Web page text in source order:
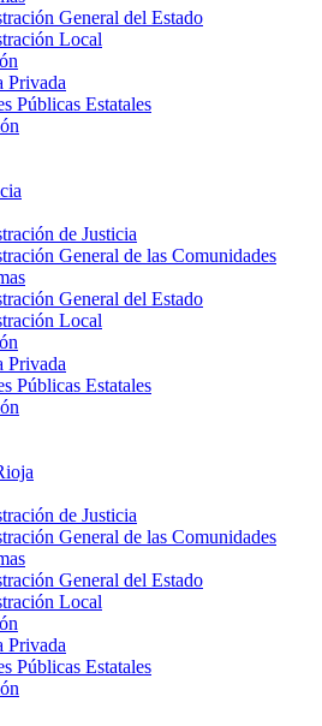
General del Estado
Local
Privada
Públicas Estatales
de Justicia
General de las Comunidades
General del Estado
Local
Privada
Públicas Estatales
de Justicia
General de las Comunidades
General del Estado
Local
Privada
Públicas Estatales